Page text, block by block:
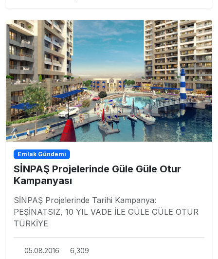
Emlak Gündemi
SİNPAŞ Projelerinde Güle Güle Otur
Kampanyası
SİNPAŞ Projelerinde Tarihi Kampanya:
PEŞİNATSIZ, 10 YIL VADE İLE GÜLE GÜLE OTUR
TÜRKİYE
05.08.2016 6,309